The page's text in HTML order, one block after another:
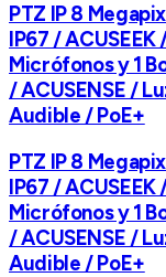
PTZ IP 8
IP67 / ACUSEEK
Micrófonos y 1
/ ACUSENSE /
Audible / PoE+
PTZ IP 8
IP67 / ACUSEEK
Micrófonos y 1
/ ACUSENSE /
Audible / PoE+